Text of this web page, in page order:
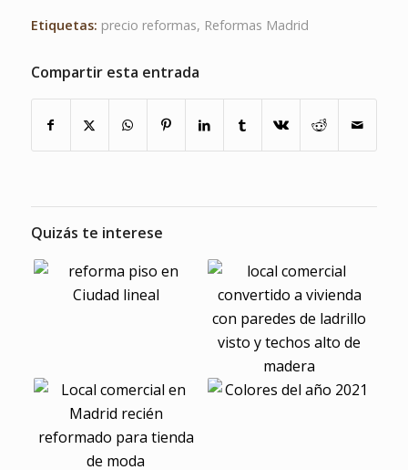
Etiquetas: precio reformas, Reformas Madrid
Compartir esta entrada
Quizás te interese